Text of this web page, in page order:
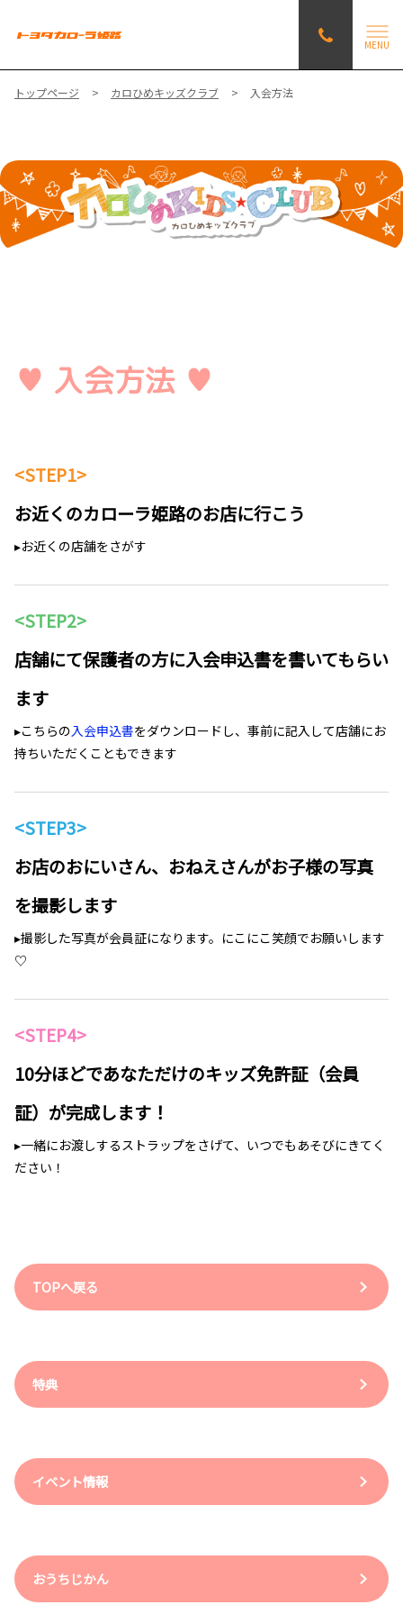
MENU
トップページ カロひめキッズクラブ 入会方法
♥ 入会方法 ♥
<STEP1>
お近くのカローラ姫路のお店に行こう
▸お近くの店舗をさがす
<STEP2>
店舗にて保護者の方に入会申込書を書いてもらい
ます
▸こちらの入会申込書をダウンロードし、事前に記入して店舗にお
持ちいただくこともできます
<STEP3>
お店のおにいさん、おねえさんがお子様の写真
を撮影します
▸撮影した写真が会員証になります。にこにこ笑顔でお願いします
♡
<STEP4>
10分ほどであなただけのキッズ免許証（会員
証）が完成します！
▸一緒にお渡しするストラップをさげて、いつでもあそびにきてく
ださい！
TOPへ戻る
特典
イベント情報
おうちじかん